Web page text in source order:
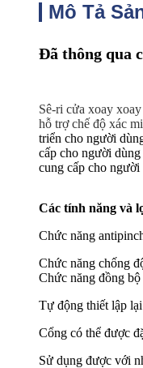
Mô Tả
Đã thông qua
Sê-ri cửa xoay
hỗ trợ chế độ xác
triển cho người
cấp cho người
cung cấp cho
Các tính năng và
Chức năng
Chức năng chống
Chức năng đồng
Tự động thiết lập
Cổng có thể được
Sử dụng được với